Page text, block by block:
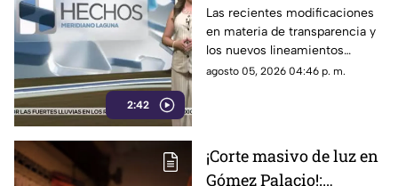
2:42
audiencias, bajo la lupa
por posible control de
la información
Las recientes modificaciones
en materia de transparencia y
los nuevos lineamientos
relacionados con las
que podrían tener sobre la
difusión de contenidos de
agosto 05, 2026 04:46 p. m.
¡Corte masivo de luz en
Gómez Palacio!;